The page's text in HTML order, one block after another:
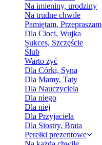
Na imieniny, urodziny
Na trudne chwile
Pamiętam, Przepraszam
Dla Cioci, Wujka
Sukces, Szczęście
Ślub
Warto żyć
Dla Córki, Syna
Dla Mamy, Taty
Dla Nauczyciela
Dla niego
Dla niej
Dla Przyjaciela
Dla Siostry, Brata
Perełki prezentowe